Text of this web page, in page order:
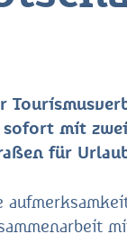
sofort mit
für